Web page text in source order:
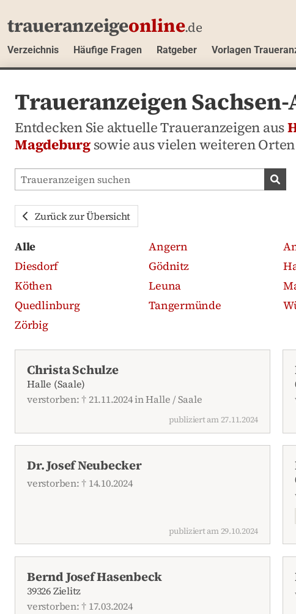
traueranzeigeonline.de
Verzeichnis Häufige Fragen Ratgeber Vorlagen
Traueranzeigen
Entdecken Sie aktuelle Traueranzeigen aus
Magdeburgsowie aus vielen weiteren
Traueranzeigen-Portal durchsuchen
Zurück zur Übersicht
Alle Angern
Diesdorf
Gödnitz
Köthen
Leuna
Quedlinburg
Tangermünde
Zörbig
Christa Schulze
Halle (Saale)
verstorben: † 21.11.2024 in Halle / Saale
publiziert am 27.11.2024
Dr. Josef Neubecker
verstorben: † 14.10.2024
publiziert am 29.10.2024
Bernd Josef Hasenbeck
39326 Zielitz
verstorben: † 17.03.2024